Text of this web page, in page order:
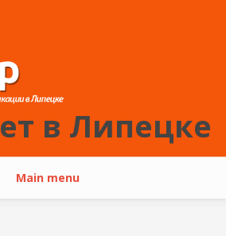
в Липецке
Main menu